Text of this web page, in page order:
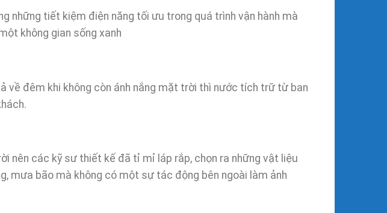
những tiết kiệm điện năng tối ưu trong quá trình vận hành mà
không gian sống xanh
về đêm khi không còn ánh nắng mặt trời thì nước tích trữ từ ban
nên các kỹ sư thiết kế đã tỉ mỉ láp rắp, chọn ra những vật liệu
mưa bão mà không có một sự tác động bên ngoài làm ảnh